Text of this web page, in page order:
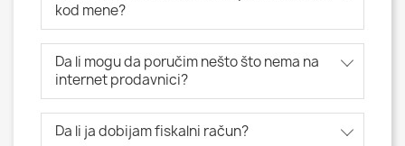
kod mene?
Da li mogu da poručim nešto što nema na
internet prodavnici?
Da li ja dobijam fiskalni račun?